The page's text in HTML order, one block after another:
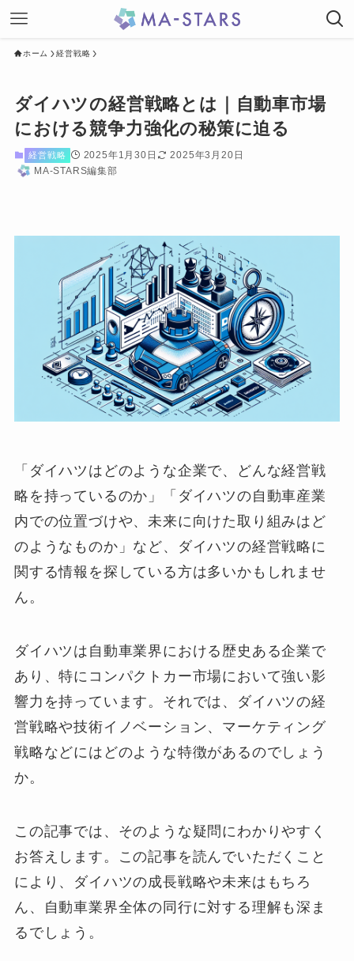
ホーム 経営戦略
ダイハツの経営戦略とは｜自動車市場
における競争力強化の秘策に迫る
経営戦略 2025年1月30日
2025年3月20日
MA-STARS編集部
「ダイハツはどのような企業で、どんな経営戦
略を持っているのか」「ダイハツの自動車産業
内での位置づけや、未来に向けた取り組みはど
のようなものか」など、ダイハツの経営戦略に
関する情報を探している方は多いかもしれませ
ん。
ダイハツは自動車業界における歴史ある企業で
あり、特にコンパクトカー市場において強い影
響力を持っています。それでは、ダイハツの経
営戦略や技術イノベーション、マーケティング
戦略などにはどのような特徴があるのでしょう
か。
この記事では、そのような疑問にわかりやすく
お答えします。この記事を読んでいただくこと
により、ダイハツの成長戦略や未来はもちろ
ん、自動車業界全体の同行に対する理解も深ま
るでしょう。